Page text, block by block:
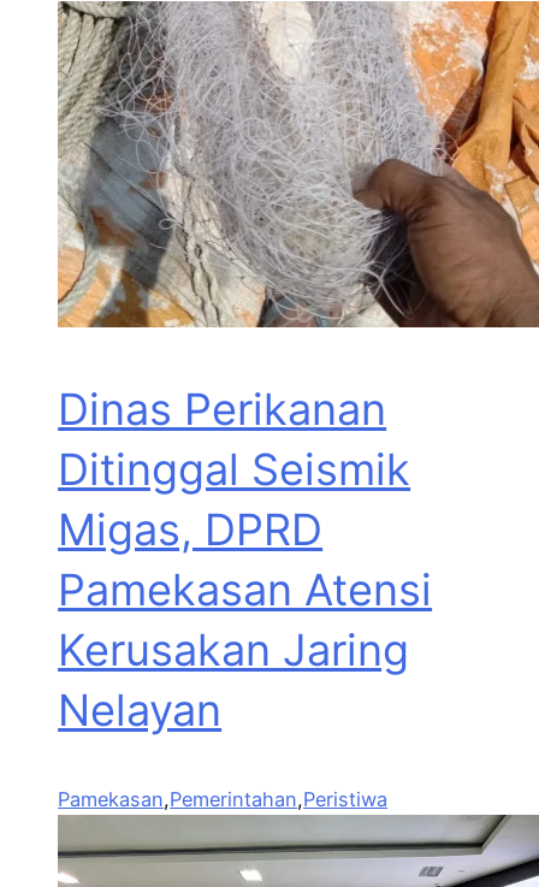
Dinas Perikanan
Ditinggal Seismik
Migas, DPRD
Pamekasan Atensi
Kerusakan Jaring
Nelayan
Pamekasan,Pemerintahan,Peristiwa